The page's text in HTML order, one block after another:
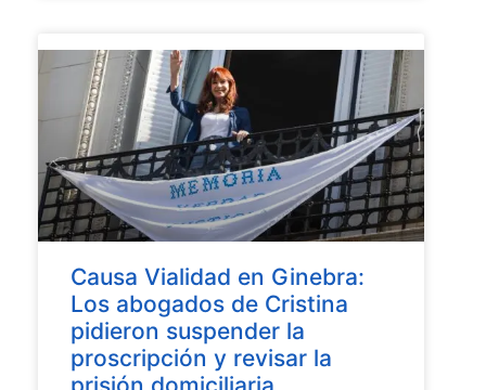
Causa Vialidad en Ginebra:
Los abogados de Cristina
pidieron suspender la
proscripción y revisar la